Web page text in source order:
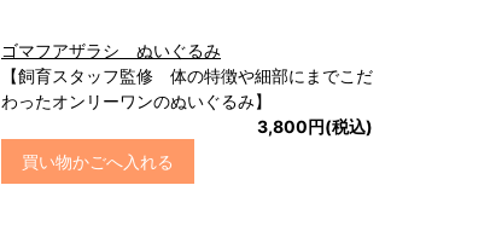
ゴマフアザラシ ぬいぐるみ
【飼育スタッフ監修 体の特徴や細部にまでこだ
わったオンリーワンのぬいぐるみ】
3,800円(税込)
買い物かごへ入れる